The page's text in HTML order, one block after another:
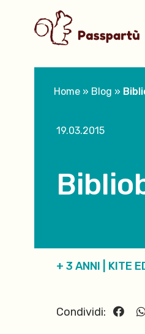
Home » Blog »
19.03.2015
+ 3 ANNI KITE
Condividi: